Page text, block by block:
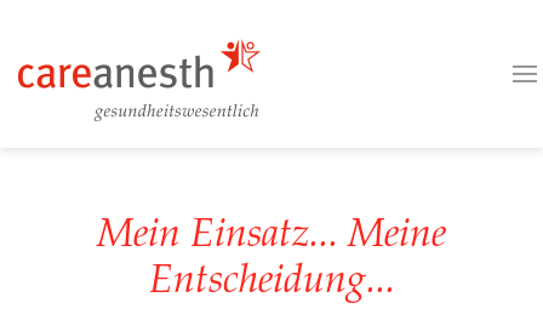
Mein Einsatz... Meine
Entscheidung...